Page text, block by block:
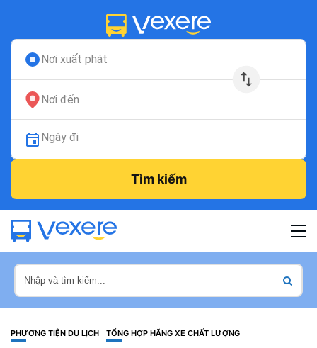
Nơi xuất phát
Nơi đến
Ngày đi
Tìm kiếm
PHƯƠNG TIỆN DU LỊCH TỔNG HỢP HÃNG XE CHẤT LƯỢNG